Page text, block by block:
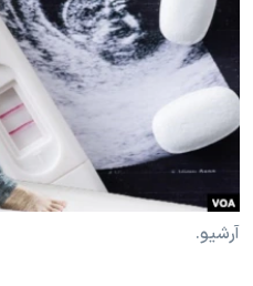
فرهنگ و زندگی
حقوق شهروندی
اقتصادی
علم و فناوری
مستندها
انتخابات ریاست جمهوری آمریکا ۲۰۲۴
حمله جمهوری اسلامی به
رمز مهسا
ورزش زنان در ایران
دنبال کنید
زبانهای مختلف
آرشیو.